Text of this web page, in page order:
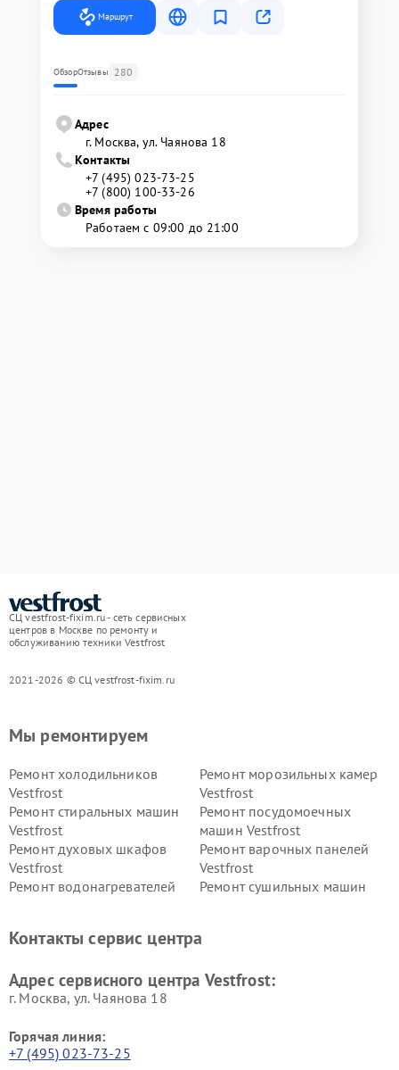
Маршрут
ОбзорОтзывы 280
Адрес
г. Москва, ул. Чаянова 18
Контакты
+7 (495) 023-73-25
+7 (800) 100-33-26
Время работы
Работаем с 09:00 до 21:00
СЦ vestfrost-fixim.ru - сеть сервисных
центров в Москве по ремонту и
обслуживанию техники Vestfrost
2021-2026 © СЦ vestfrost-fixim.ru
Мы ремонтируем
Ремонт холодильников
Vestfrost
Ремонт морозильных камер
Vestfrost
Ремонт стиральных машин
Vestfrost
Ремонт посудомоечных
машин Vestfrost
Ремонт духовых шкафов
Vestfrost
Ремонт варочных панелей
Vestfrost
Ремонт водонагревателей
Ремонт сушильных машин
Vestfrost
Контакты сервис центра
Адрес сервисного центра Vestfrost:
г. Москва, ул. Чаянова 18
Горячая линия:
+7 (495) 023-73-25